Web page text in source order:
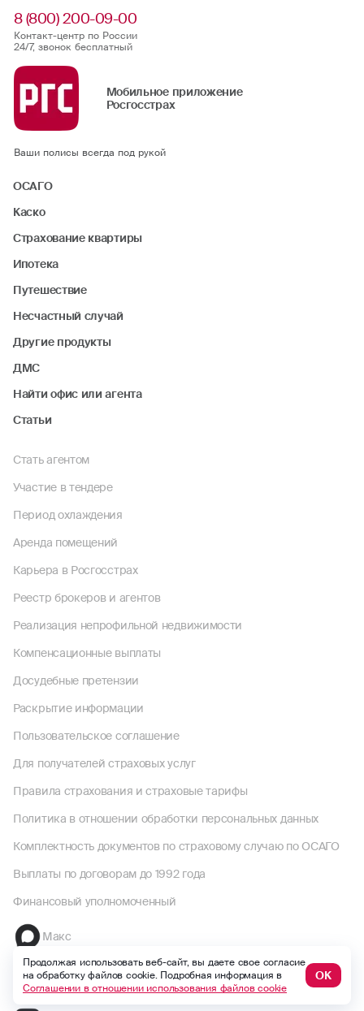
8 (800) 200-09-00
Контакт-центр по России
24/7, звонок бесплатный
Мобильное приложение
Росгосстрах
Ваши полисы всегда под рукой
ОСАГО
Каско
Страхование квартиры
Ипотека
Путешествие
Несчастный случай
Другие продукты
ДМС
Найти офис или агента
Статьи
Стать агентом
Участие в тендере
Период охлаждения
Аренда помещений
Карьера в Росгосстрах
Реестр брокеров и агентов
Реализация непрофильной недвижимости
Компенсационные выплаты
Досудебные претензии
Раскрытие информации
Пользовательское соглашение
Для получателей страховых услуг
Правила страхования и страховые тарифы
Политика в отношении обработки персональных данных
Комплектность документов по страховому случаю по ОСАГО
Выплаты по договорам до 1992 года
Финансовый уполномоченный
Макс
ВКонтакте
Продолжая использовать веб-сайт, вы даете свое согласие
на обработку файлов cookie. Подробная информация в
Соглашении в отношении использования файлов cookie
ОК